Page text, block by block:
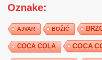
Oznake:
AJVAR BOŽIĆ
COCA COLA COCA